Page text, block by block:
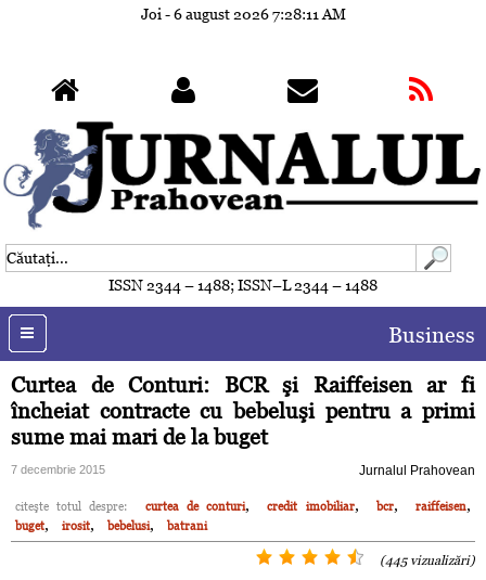
Joi - 6 august 20267:28:14 AM
ISSN 2344 – 1488; ISSN–L 2344 – 1488
Business
Curtea de Conturi: BCR şi Raiffeisen ar fi
încheiat contracte cu bebeluşi pentru a primi
sume mai mari de la buget
7 decembrie 2015 Jurnalul Prahovean
citeşte totul despre: curtea de conturi, credit imobiliar, bcr, raiffeisen,
buget, irosit, bebelusi, batrani
(445 vizualizări)